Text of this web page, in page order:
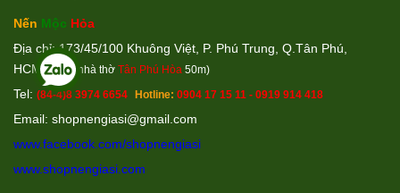
Nến Mộc Hỏa
Địa chỉ: 173/45/100 Khuông Việt, P. Phú Trung, Q.Tân Phú,
HCM(Cách nhà thờ Tân Phú Hòa 50m)
Tel: (84-4)8 3974 6654 Hotline: 0904 17 15 11 - 0919 914 418
Email: shopnengiasi@gmail.com
www.facebook.com/shopnengiasi
www.shopnengiasi.com